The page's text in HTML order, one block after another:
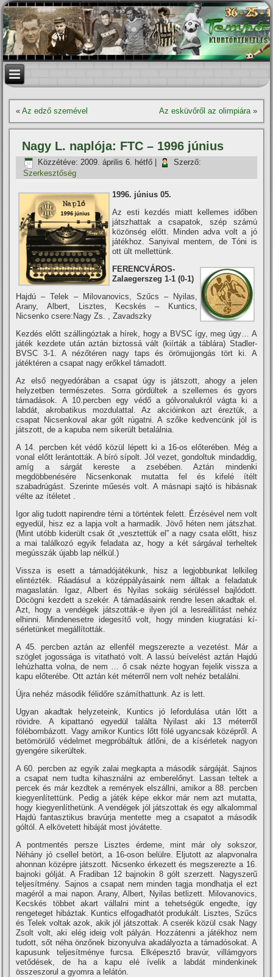
«Az edző szemével Az esküvőről az olimpiára»
Nagy L. naplója: FTC – 1996 június
Közzétéve: 2009. április 6. hétfő
Szerző:
Szerkesztőség
1996. június 05.
Az esti kezdés miatt kellemes időben
játszhattak a csapatok, szép számú
közönség előtt. Minden adva volt a jó
játékhoz.Sanyival mentem, de Tóni is
ott ült mellettünk.
FERENCVÁROS-
Zalaegerszeg 1-1 (0-1)
Hajdú – Telek – Milovanovics, Szűcs – Nyilas,
Arany, Albert, Lisztes, Kecskés – Kuntics,
Nicsenko csere:Nagy Zs. , Zavadszky
Kezdés előtt szállingóztak a hí­rek, hogy a BVSC í­gy, meg úgy… A
játék kezdete után aztán biztossá vált (kií­rták a táblára) Stadler-
BVSC 3-1. A nézőtéren nagy taps és örömujjongás tört ki. A
játéktéren a csapat nagy erőkkel támadott.
Az első negyedórában a csapat úgy is játszott, ahogy a jelen
helyzetben természetes. Sorra gördültek a szellemes és gyors
támadások. A 10.percben egy védő a gólvonalukról vágta ki a
labdát, akrobatikus mozdulattal. Az akcióinkon azt éreztük, a
csapat Nicsenkoval akar gólt rúgatni. A szőke kedvencünk jól is
játszott, de a kapuba nem sikerült betalálnia.
A 14. percben két védő közül lépett ki a 16-os előterében. Még a
vonal előtt lerántották. A bí­ró sí­polt. Jól vezet, gondoltuk mindaddig,
amí­g a sárgát kereste a zsebében. Aztán mindenki
megdöbbenésére Nicsenkonak mutatta fel és kifelé í­télt
szabadrúgást. Szerinte műesés volt. A másnapi sajtó is hibásnak
vélte az í­téletet .
Igor alig tudott napirendre térni a történtek felett. Érzésével nem volt
egyedül, hisz ez a lapja volt a harmadik. Jövő héten nem játszhat.
(Mint utóbb kiderült csak őt „vesztettük el” a nagy csata előtt, hisz
a mai találkozó egyik feladata az, hogy a két sárgával terheltek
megússzák újabb lap nélkül.)
Vissza is esett a támadójátékunk, hisz a legjobbunkat lelkileg
elintézték. Ráadásul a középpályásaink nem álltak a feladatuk
magaslatán. Igaz, Albert és Nyilas sokáig sérüléssel bajlódott.
Döcögni kezdett a szekér. A támadásaink rendre lesen akadtak el.
Azt, hogy a vendégek játszották-e ilyen jól a lesreállí­tást nehéz
elhinni. Mindenesetre idegesí­tő volt, hogy minden kiugratási kí­
sérletünket megállí­tották.
A 45. percben aztán az ellenfél megszerezte a vezetést. Már a
szöglet jogossága is vitatható volt. A lassú beí­velést aztán Hajdú
lehúzhatta volna, de nem … ő csak nézte hogyan fejelik vissza a
kapu előterébe. Ott aztán két méterről nem volt nehéz betalálni.
Újra nehéz második félidőre számí­thattunk. Az is lett.
Ugyan akadtak helyzeteink, Kuntics jó lefordulása után lőtt a
rövidre. A kipattanó egyedül találta Nyilast aki 13 méterről
fölébombázott. Vagy amikor Kuntics lőtt fölé ugyancsak középről. A
betömörülő védelmet megpróbáltuk átlőni, de a kí­sérletek nagyon
gyengére sikerültek.
A 60. percben az egyik zalai megkapta a második sárgáját. Sajnos
a csapat nem tudta kihasználni az emberelőnyt. Lassan teltek a
percek és már kezdtek a remények elszállni, amikor a 88. percben
kiegyenlí­tettünk. Pedig a játék képe ekkor már nem azt mutatta,
hogy kiegyenlí­thetünk. A vendégek jól játszottak és egy alkalommal
Hajdú fantasztikus bravúrja mentette meg a csapatot a második
góltól. A elkövetett hibáját most jóvátette.
A pontmentés persze Lisztes érdeme, mint már oly sokszor,
Néhány jó csellel betört, a 16-oson belülre. Eljutott az alapvonalra
ahonnan középre játszott. Nicsenko érkezett és megszerezte a 16.
bajnoki gólját. A Fradiban 12 bajnokin 8 gólt szerzett. Nagyszerű
teljesí­tmény. Sajnos a csapat nem minden tagja mondhatja el ezt
magéról a mai napon. Arany, Albert, Nyilas betlizett. Milovanovics,
Kecskés többet akart vállalni mint a tehetségük engedte, í­gy
rengeteget hibáztak. Kuntics elfogadhatót produkált. Lisztes, Szűcs
és Telek voltak azok, akik jól játszottak. A cserék közül csak Nagy
Zsolt volt, aki elég ideig volt pályán. Hozzátenni a játékhoz nem
tudott, sőt néha önzőnek bizonyulva akadályozta a támadósokat. A
kapusunk teljesí­tménye furcsa. Elképesztő bravúr, villámgyors
vetődések, de ha a kapu elé í­velik a labdát mindenkinek
összeszorul a gyomra a lelátón.